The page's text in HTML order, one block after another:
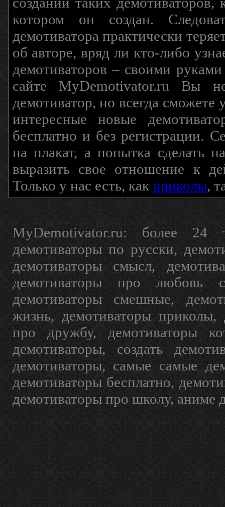
котором он создан.
демотиватора практически
об авторе, вряд ли кто-либо
демотиваторов – своими
сайте MyDemotivator.ru Вы
демотиватор, но всегда сможете
интересные новые
бесплатно и без регистрации.
на плакат, а попытка
выразить свое отношение к
Только у нас есть, как приколы,
MyDemotivator.ru: более 24
демотиваторы по русски,
демотиваторы смысл,
демотиваторы про любовь
демотиваторы смешные,
жизнь, демотиваторы приколы,
про дружбу, демотиваторы
демотиваторы, создать
демотиваторы, самые самые
демотиваторы бесплатно,
демотиваторы про школу, аниме